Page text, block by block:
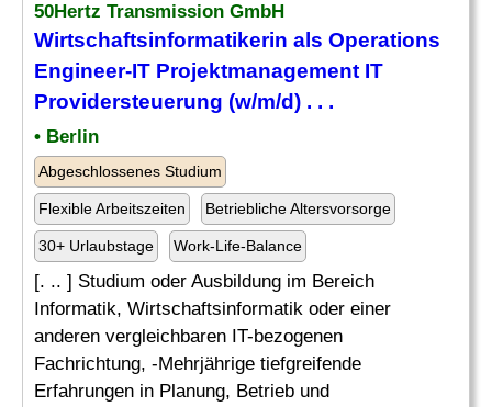
50Hertz Transmission GmbH
Wirtschaftsinformatikerin als Operations
Engineer-IT Projektmanagement IT
Providersteuerung (w/m/d) . . .
• Berlin
Abgeschlossenes Studium
Flexible Arbeitszeiten Betriebliche Altersvorsorge
30+ Urlaubstage Work-Life-Balance
[. .. ] Studium oder Ausbildung im Bereich
Informatik, Wirtschaftsinformatik oder einer
anderen vergleichbaren IT-bezogenen
Fachrichtung, -Mehrjährige tiefgreifende
Erfahrungen in Planung, Betrieb und